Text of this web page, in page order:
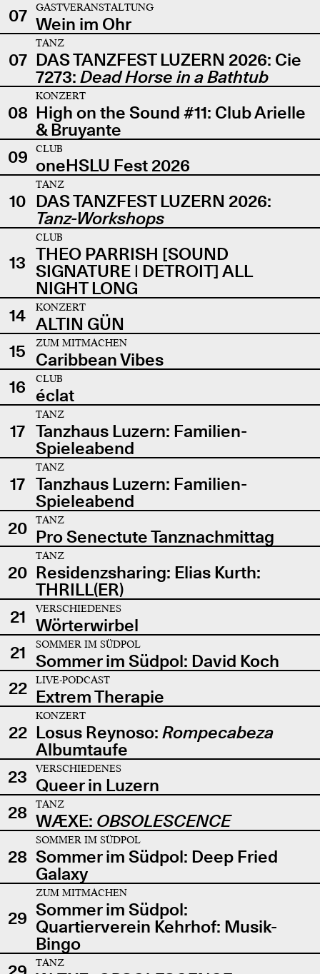
07
GASTVERANSTALTUNG
Wein im Ohr
07
TANZ
DAS TANZFEST LUZERN 2026: Cie
7273: Dead Horse in a Bathtub
08
KONZERT
High on the Sound #11: Club Arielle
& Bruyante
09
CLUB
oneHSLU Fest 2026
10
TANZ
DAS TANZFEST LUZERN 2026:
Tanz-Workshops
13
CLUB
THEO PARRISH [SOUND
SIGNATURE | DETROIT] ALL
NIGHT LONG
14
KONZERT
ALTIN GÜN
15
ZUM MITMACHEN
Caribbean Vibes
16
CLUB
éclat
17
TANZ
Tanzhaus Luzern: Familien-
Spieleabend
17
TANZ
Tanzhaus Luzern: Familien-
Spieleabend
20
TANZ
Pro Senectute Tanznachmittag
20
TANZ
Residenzsharing: Elias Kurth:
THRILL(ER)
21
VERSCHIEDENES
Wörterwirbel
21
SOMMER IM SÜDPOL
Sommer im Südpol: David Koch
22
LIVE-PODCAST
Extrem Therapie
22
KONZERT
Losus Reynoso: Rompecabeza
Albumtaufe
23
VERSCHIEDENES
Queer in Luzern
28
TANZ
WÆXE: OBSOLESCENCE
28
SOMMER IM SÜDPOL
Sommer im Südpol: Deep Fried
Galaxy
29
ZUM MITMACHEN
Sommer im Südpol:
Quartierverein Kehrhof: Musik-
Bingo
TANZ